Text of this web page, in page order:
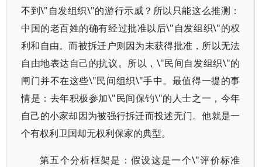
不到\"自发组织\"的游行示威？所以只能这么推测：
中国的老百姓的确有经过批准以后\"自发组织\"的权
利和自由。而被拆迁户则因为未获得批准，所以无法
自由地表达自己的抗议。所以，\"民间自发组织\"的
闸门并不在这些\"民间组织\"手中。最值得一提的事
情是：去年积极参加\"民间保钓\"的人士之一，今年
自己的小家却因为被强行拆迁而投述无门。他就是一
个有权利卫国却无权利保家的典型。
第五个分析框架是：假设这是一个\"评价标准